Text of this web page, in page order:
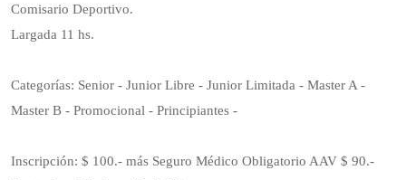
Comisario Deportivo.
Largada 11 hs.
Categorías: Senior - Junior Libre - Junior Limitada - Master A -
Master B - Promocional - Principiantes -
Inscripción: $ 100.- más Seguro Médico Obligatorio AAV $ 90.-